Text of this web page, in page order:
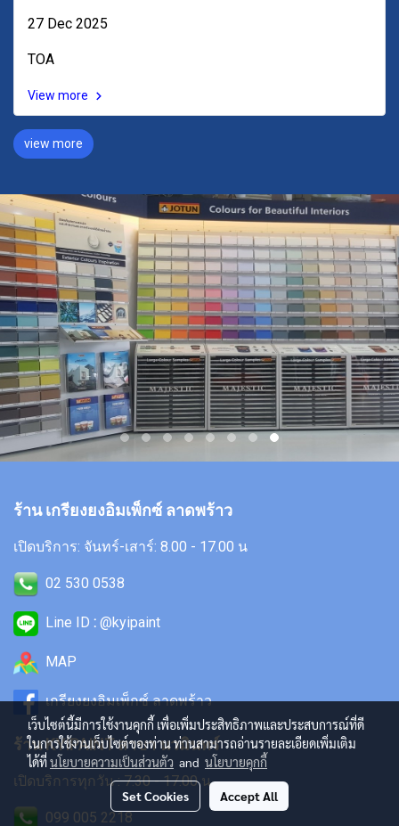
27 Dec 2025
TOA
View more
view more
ร้าน เกรียงยงอิมเพ็กซ์ ลาดพร้าว
เปิดบริการ: จันทร์-เสาร์: 8.00 - 17.00 น
02 530 0538
Line ID : @kyipaint
MAP
เกรียงยงอิมเพ็กซ์ ลาดพร้าว
ร้าน KYIPAINT สาขา นวมินทร์
เปิดบริการทุกวัน : 7.30 - 17.00 น
099 005 2218
เว็บไซต์นี้มีการใช้งานคุกกี้ เพื่อเพิ่มประสิทธิภาพและประสบการณ์ที่ดี
ในการใช้งานเว็บไซต์ของท่าน ท่านสามารถอ่านรายละเอียดเพิ่มเติม
ได้ที่นโยบายความเป็นส่วนตัว and นโยบายคุกกี้
Set Cookies Accept All